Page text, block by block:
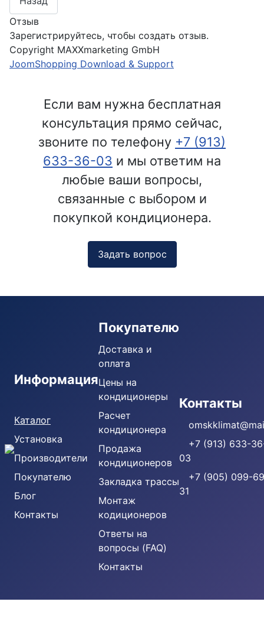
Отзыв
Зарегистрируйтесь, чтобы создать отзыв.
Copyright MAXXmarketing GmbH
JoomShopping Download & Support
Если вам нужна бесплатная
консультация прямо сейчас,
звоните по телефону +7 (913)
633-36-03 и мы ответим на
любые ваши вопросы,
связанные с выбором и
покупкой кондиционера.
Задать вопрос
Информация
Каталог
Установка
Производители
Покупателю
Блог
Контакты
Покупателю
Доставка и
оплата
Цены на
кондиционеры
Расчет
кондиционера
Продажа
кондиционеров
Закладка трассы
Монтаж
кодиционеров
Ответы на
вопросы (FAQ)
Контакты
Контакты
+7 (913) 633-
03
+7 (905) 099-
31